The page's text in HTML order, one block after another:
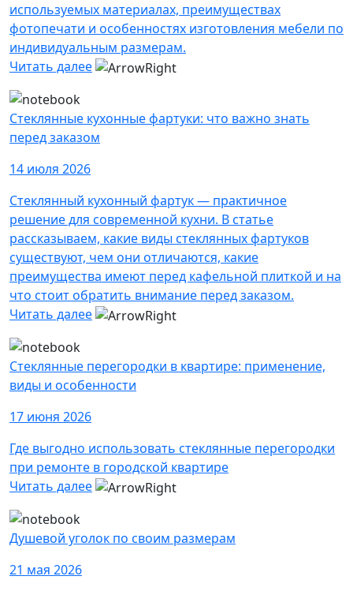
используемых материалах, преимуществах
фотопечати и особенностях изготовления мебели по
индивидуальным размерам.
Читать далее
Стеклянные кухонные фартуки: что важно знать
перед заказом
14 июля 2026
Стеклянный кухонный фартук — практичное
решение для современной кухни. В статье
рассказываем, какие виды стеклянных фартуков
существуют, чем они отличаются, какие
преимущества имеют перед кафельной плиткой и на
что стоит обратить внимание перед заказом.
Читать далее
Стеклянные перегородки в квартире: применение,
виды и особенности
17 июня 2026
Где выгодно использовать стеклянные перегородки
при ремонте в городской квартире
Читать далее
Душевой уголок по своим размерам
21 мая 2026